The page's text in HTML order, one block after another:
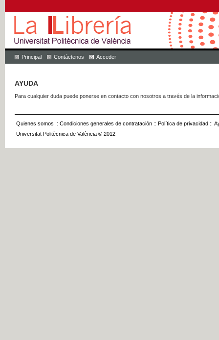
Principal Contáctenos Acceder
AYUDA
Para cualquier duda puede ponerse en contacto con nosotros a través de la
Quienes somos :: Condiciones generales de contratación :: Política de privacidad ::
Universitat Politècnica de València © 2012